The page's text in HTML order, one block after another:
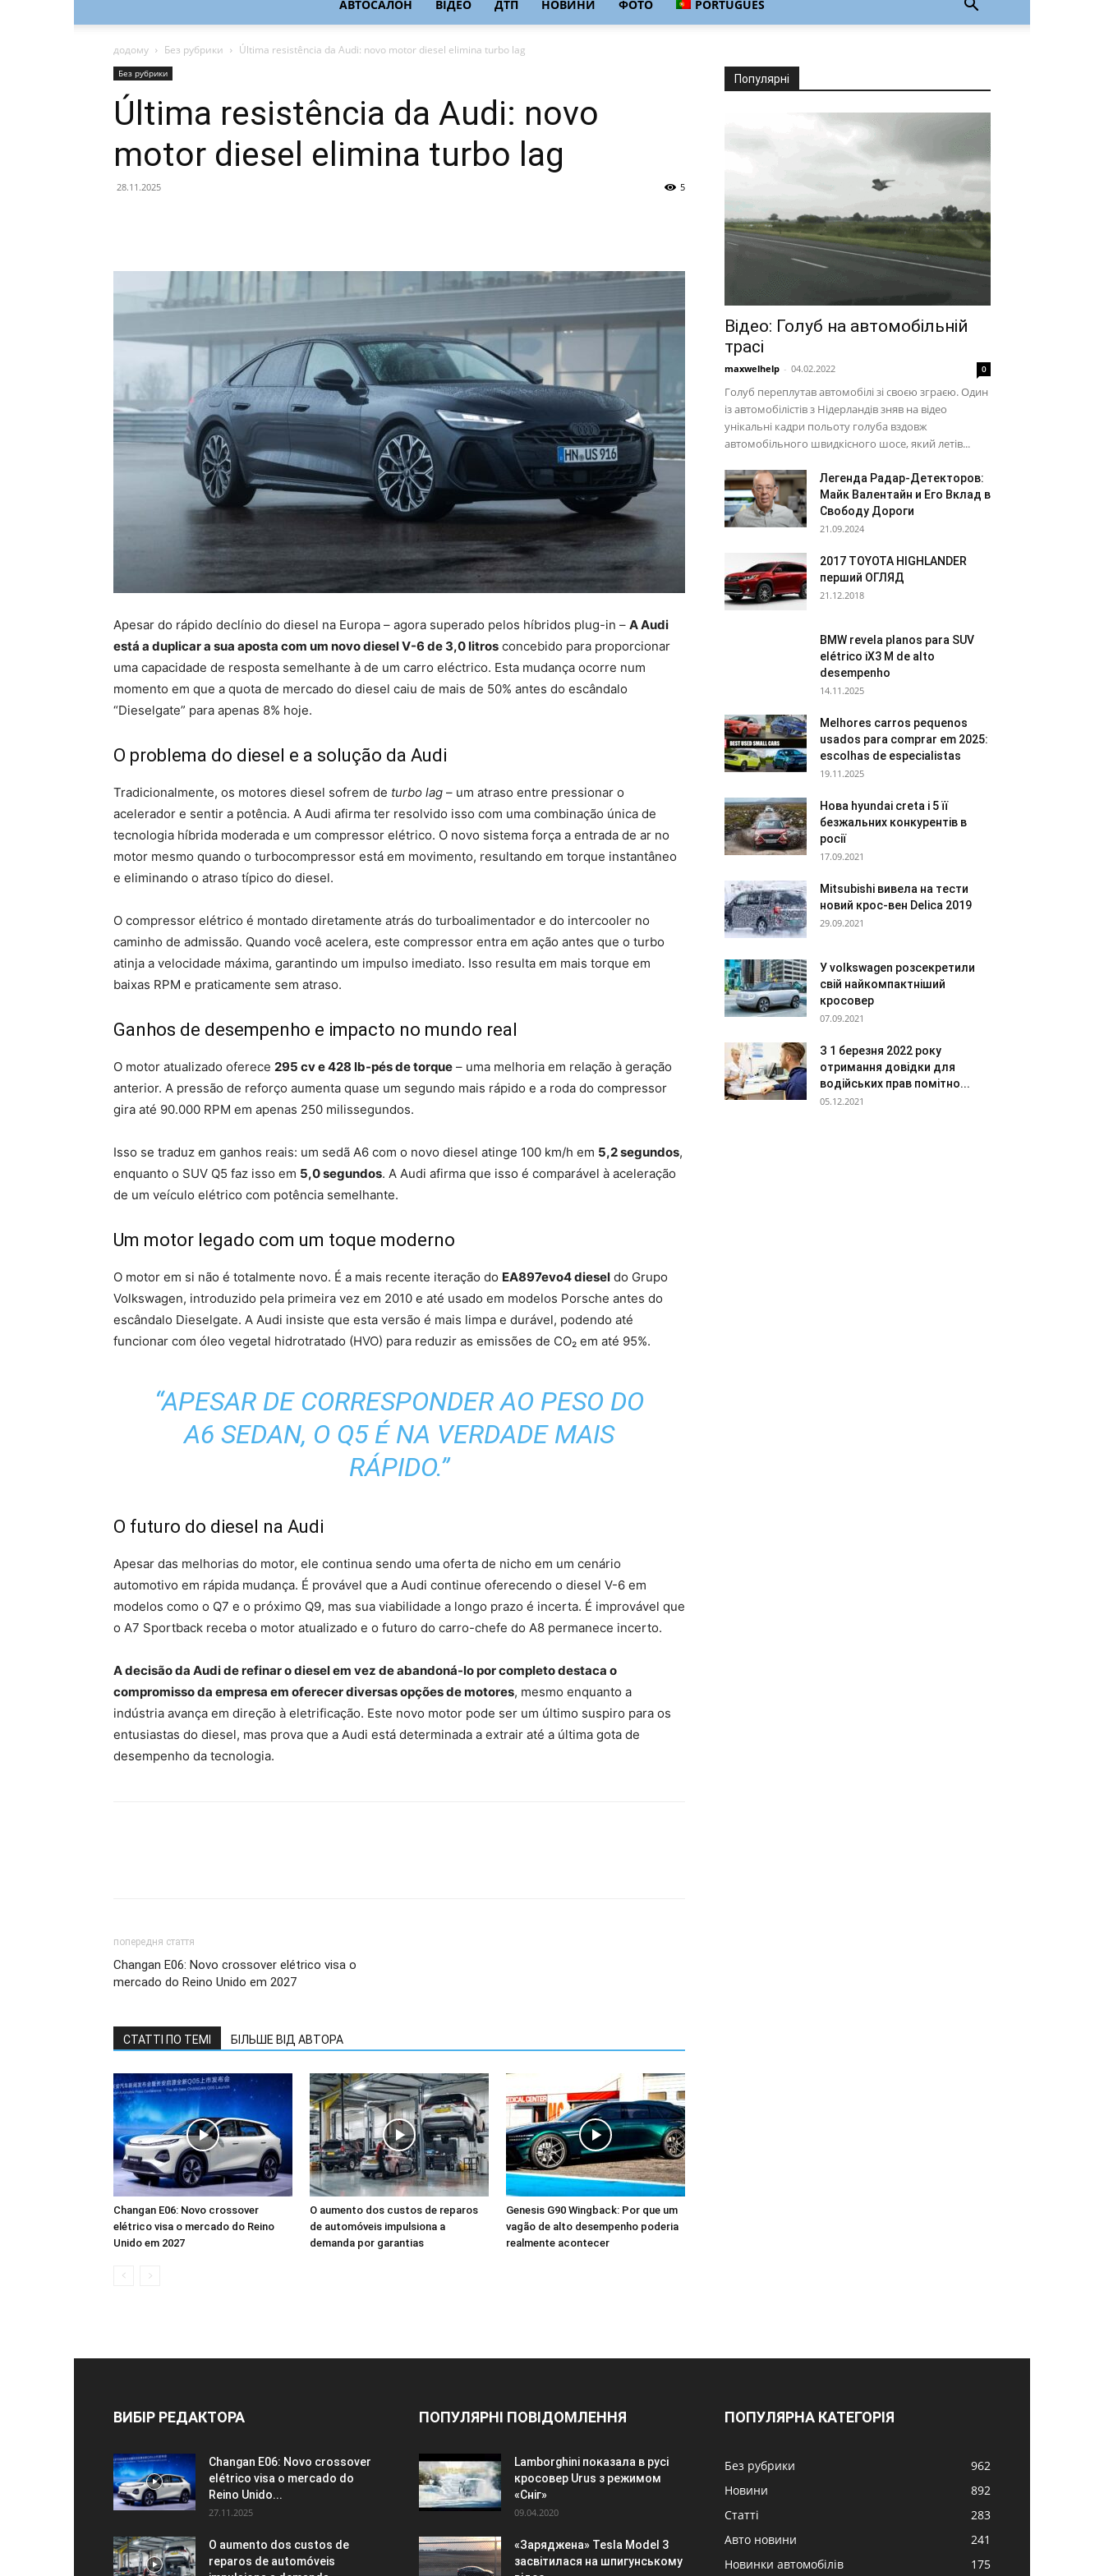
АВТОСАЛОН ВІДЕО ДТП НОВИНИ ФОТО PORTUGUÊS
додому Без рубрики Última resistência da Audi: novo motor diesel elimina turbo lag
Без рубрики
Última resistência da Audi: novo
motor diesel elimina turbo lag
28.11.2025 5
Apesar do rápido declínio do diesel na Europa – agora superado pelos híbridos plug-in – A Audi
está a duplicar a sua aposta com um novo diesel V-6 de 3,0 litros concebido para proporcionar
uma capacidade de resposta semelhante à de um carro eléctrico. Esta mudança ocorre num
momento em que a quota de mercado do diesel caiu de mais de 50% antes do escândalo
“Dieselgate” para apenas 8% hoje.
O problema do diesel e a solução da Audi
Tradicionalmente, os motores diesel sofrem de turbo lag – um atraso entre pressionar o
acelerador e sentir a potência. A Audi afirma ter resolvido isso com uma combinação única de
tecnologia híbrida moderada e um compressor elétrico. O novo sistema força a entrada de ar no
motor mesmo quando o turbocompressor está em movimento, resultando em torque instantâneo
e eliminando o atraso típico do diesel.
O compressor elétrico é montado diretamente atrás do turboalimentador e do intercooler no
caminho de admissão. Quando você acelera, este compressor entra em ação antes que o turbo
atinja a velocidade máxima, garantindo um impulso imediato. Isso resulta em mais torque em
baixas RPM e praticamente sem atraso.
Ganhos de desempenho e impacto no mundo real
O motor atualizado oferece 295 cv e 428 lb-pés de torque – uma melhoria em relação à geração
anterior. A pressão de reforço aumenta quase um segundo mais rápido e a roda do compressor
gira até 90.000 RPM em apenas 250 milissegundos.
Isso se traduz em ganhos reais: um sedã A6 com o novo diesel atinge 100 km/h em 5,2 segundos,
enquanto o SUV Q5 faz isso em 5,0 segundos. A Audi afirma que isso é comparável à aceleração
de um veículo elétrico com potência semelhante.
Um motor legado com um toque moderno
O motor em si não é totalmente novo. É a mais recente iteração do EA897evo4 diesel do Grupo
Volkswagen, introduzido pela primeira vez em 2010 e até usado em modelos Porsche antes do
escândalo Dieselgate. A Audi insiste que esta versão é mais limpa e durável, podendo até
funcionar com óleo vegetal hidrotratado (HVO) para reduzir as emissões de CO₂ em até 95%.
“APESAR DE CORRESPONDER AO PESO DO
A6 SEDAN, O Q5 É NA VERDADE MAIS
RÁPIDO.”
O futuro do diesel na Audi
Apesar das melhorias do motor, ele continua sendo uma oferta de nicho em um cenário
automotivo em rápida mudança. É provável que a Audi continue oferecendo o diesel V-6 em
modelos como o Q7 e o próximo Q9, mas sua viabilidade a longo prazo é incerta. É improvável que
o A7 Sportback receba o motor atualizado e o futuro do carro-chefe do A8 permanece incerto.
A decisão da Audi de refinar o diesel em vez de abandoná-lo por completo destaca o
compromisso da empresa em oferecer diversas opções de motores, mesmo enquanto a
indústria avança em direção à eletrificação. Este novo motor pode ser um último suspiro para os
entusiastas do diesel, mas prova que a Audi está determinada a extrair até a última gota de
desempenho da tecnologia.
попередня стаття
Changan E06: Novo crossover elétrico visa o
mercado do Reino Unido em 2027
СТАТТІ ПО ТЕМІ БІЛЬШЕ ВІД АВТОРА
Changan E06: Novo crossover
elétrico visa o mercado do Reino
Unido em 2027
O aumento dos custos de reparos
de automóveis impulsiona a
demanda por garantias
Genesis G90 Wingback: Por que um
vagão de alto desempenho poderia
realmente acontecer
Популярні
Відео: Голуб на автомобільній
трасі
maxwelhelp - 04.02.2022 0
Голуб переплутав автомобілі зі своєю зграєю. Один
із автомобілістів з Нідерландів зняв на відео
унікальні кадри польоту голуба вздовж
автомобільного швидкісного шосе, який летів...
Легенда Радар-Детекторов:
Майк Валентайн и Его Вклад в
Свободу Дороги
21.09.2024
2017 TOYOTA HIGHLANDER
перший ОГЛЯД
21.12.2018
BMW revela planos para SUV
elétrico iX3 M de alto
desempenho
14.11.2025
Melhores carros pequenos
usados para comprar em 2025:
escolhas de especialistas
19.11.2025
Нова hyundai creta і 5 її
безжальних конкурентів в
росії
17.09.2021
Mitsubishi вивела на тести
новий крос-вен Delica 2019
29.09.2021
У volkswagen розсекретили
свій найкомпактніший
кросовер
07.09.2021
З 1 березня 2022 року
отримання довідки для
водійських прав помітно...
05.12.2021
ВИБІР РЕДАКТОРА
Changan E06: Novo crossover
elétrico visa o mercado do
Reino Unido...
27.11.2025
O aumento dos custos de
reparos de automóveis
ПОПУЛЯРНІ ПОВІДОМЛЕННЯ
Lamborghini показала в русі
кросовер Urus з режимом
«Сніг»
09.04.2020
«Заряджена» Tesla Model 3
засвітилася на шпигунському
ПОПУЛЯРНА КАТЕГОРІЯ
Без рубрики
962
Новини
892
Статті
283
Авто новини
241
Новинки автомобілів
175